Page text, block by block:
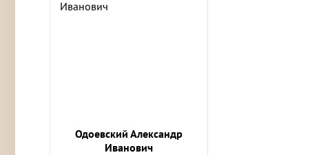
Одоевский Александр
Иванович